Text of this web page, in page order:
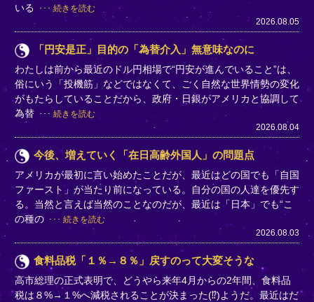
いる
続きを読む
2026.08.05
「円安是正」目的の「為替介入」無意味なのに
わたしは前から最近のドル円相場で“円安が進んでいること”は、
俗にいう「投機筋」などではなくて、ごく自然な世界情勢の変化
がもたらしていることだから、政府・日銀がアメリカと協調して
為替
続きを読む
2026.08.04
今後、増えていく「在日高齢外国人」の問題点
アメリカが最初に言い始めたことだが、最近はどの国でも「自国
ファースト」が当たり前になっている。自分の国の人達を優先す
る。当然と言えば当然のことなのだが、最近は「日本」でも“こ
の種の
続きを読む
2026.08.03
食料品税「１％→８％」戻すのって大変そうな
高市総理の正式表明で、どうやら来年4月からの2年間、食料品
税は８%→１%へ減税されることが決まった(⁉)ようだ。最近はだ